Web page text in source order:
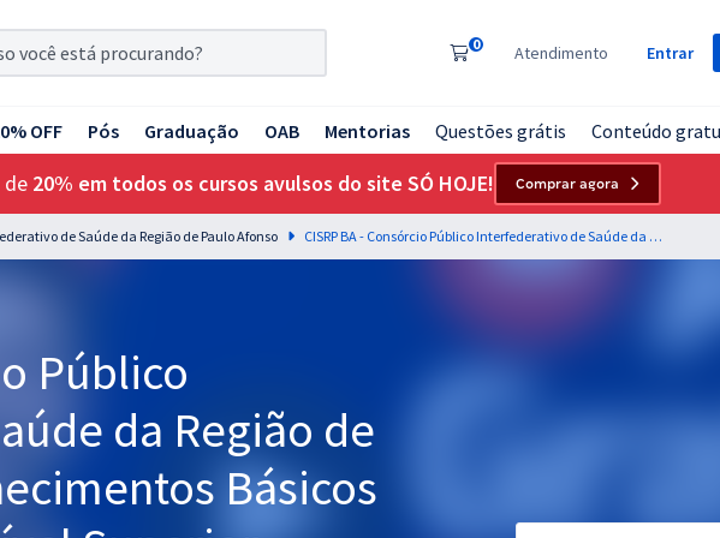
0 Atendimento Entrar
OFF Pós Graduação OAB Mentorias Questões grátis Conteúdo
de 20% em todos os cursos avulsos do site SÓ HOJE! Comprar agora
de Saúde da Região de Paulo Afonso CISRP BA - Consórcio Público Interfederativo de Saúde da Região de Paulo Afonso - Conhecimentos Básicos para os Cargos de Nível Superior - Equipe Gran
Público
da Região de
Básicos